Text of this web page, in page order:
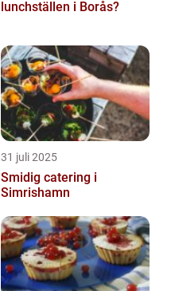
lunchställen i Borås?
31 juli 2025
Smidig catering i
Simrishamn